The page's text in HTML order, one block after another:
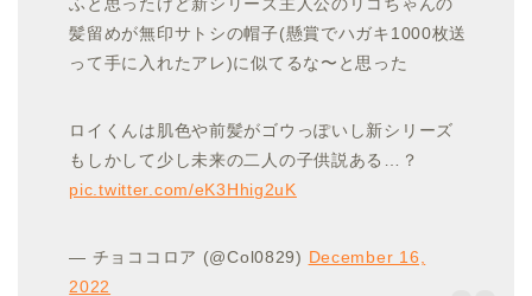
ふと思ったけど新シリーズ主人公のリコちゃんの
髪留めが無印サトシの帽子(懸賞でハガキ1000枚送
って手に入れたアレ)に似てるな〜と思った
ロイくんは肌色や前髪がゴウっぽいし新シリーズ
もしかして少し未来の二人の子供説ある…？
pic.twitter.com/eK3Hhig2uK
— チョココロア (@Col0829) December 16,
2022